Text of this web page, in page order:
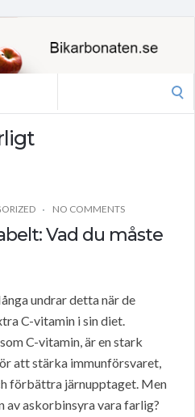
NO COMMENTS
Vad du måste
undrar detta när de
C-vitamin i sin diet.
C-vitamin, är en stark
att stärka immunförsvaret,
förbättra järnupptaget. Men
av askorbinsyra vara farlig?